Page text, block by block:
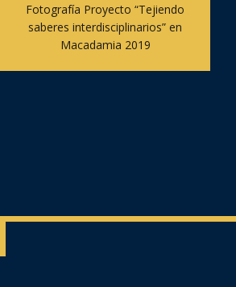
Fotografía Proyecto “Tejiendo
saberes interdisciplinarios” en
Macadamia 2019